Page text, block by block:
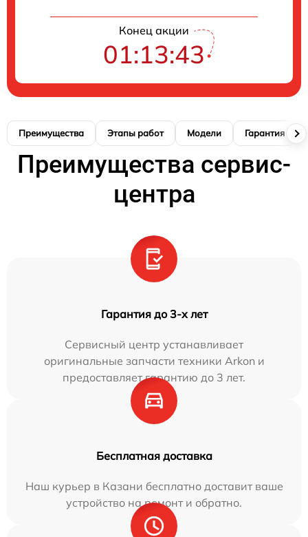
Конец акции
01:13:42
Преимущества Этапы работ Модели Гарантия
Преимущества сервис-
центра
Гарантия до 3-х лет
Сервисный центр устанавливает
оригинальные запчасти техники Arkon и
предоставляет гарантию до 3 лет.
Бесплатная доставка
Наш курьер в Казани бесплатно доставит ваше
устройство на ремонт и обратно.